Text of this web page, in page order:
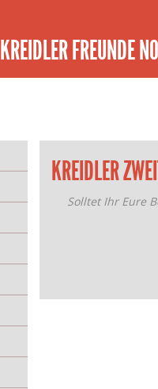
KREIDLER FREUNDE
KREIDLER
Solltet Ihr Eure